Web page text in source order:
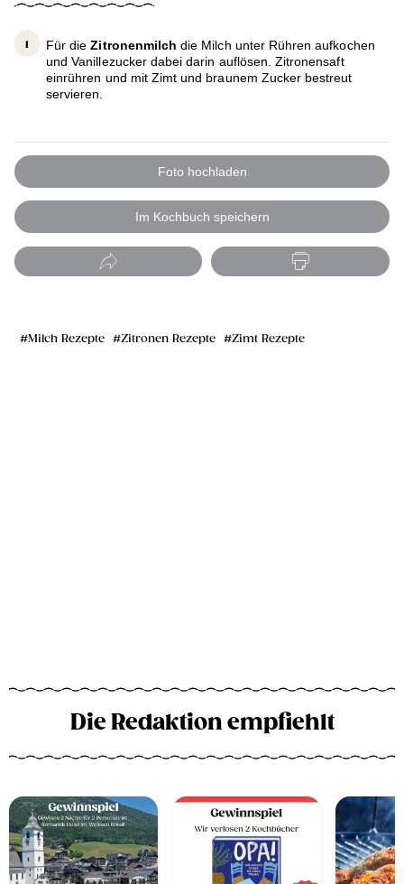
Für dieZitronenmilch die Milch unter Rühren aufkochen
und Vanillezucker dabei darin auflösen. Zitronensaft
einrühren und mit Zimt und braunem Zucker bestreut
servieren.
Foto hochladen
Im Kochbuch speichern
Milch Rezepte Zitronen Rezepte Zimt Rezepte
Die Redaktion empfiehlt